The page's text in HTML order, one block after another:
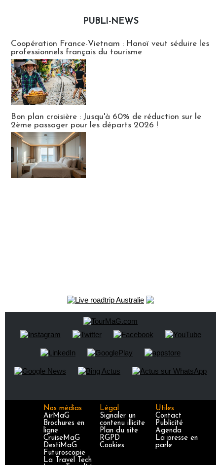
PUBLI-NEWS
Coopération France-Vietnam : Hanoï veut séduire les
professionnels français du tourisme
Bon plan croisière : Jusqu'à 60% de réduction sur le
2ème passager pour les départs 2026 !
Nos médias
AirMaG
Brochures en
ligne
CruiseMaG
DestiMaG
Futuroscopie
La Travel Tech
Légal
Signaler un
contenu illicite
Plan du site
RGPD
Cookies
Utiles
Contact
Publicité
Agenda
La presse en
parle